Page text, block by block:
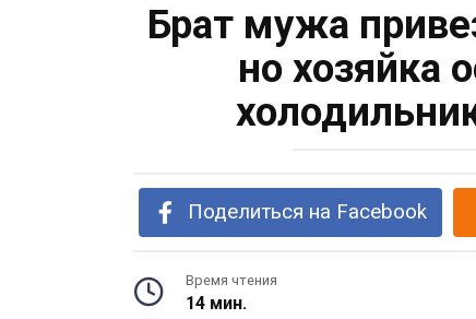
Брат мужа
но хозяйка
Поделиться на Facebook
Время чтения
14 мин.